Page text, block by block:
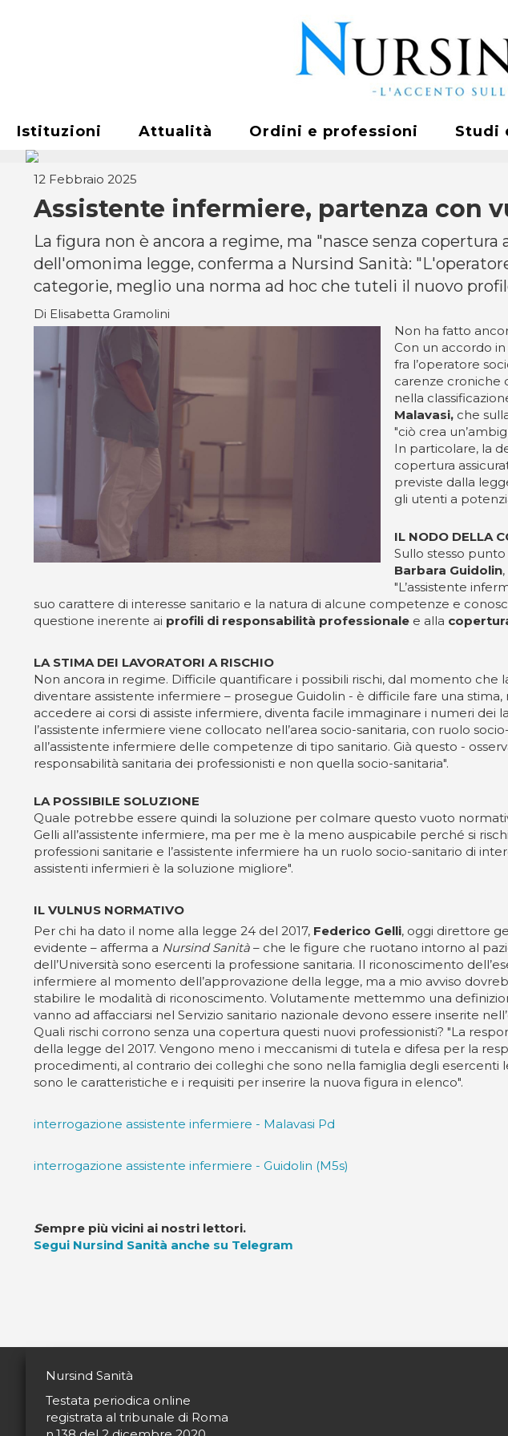
Istituzioni Attualità Ordini e professioni Studi
12 Febbraio 2025
Assistente infermiere, partenza con
La figura non è ancora a regime, ma "nasce senza
dell'omonima legge, conferma a Nursind Sanità:
categorie, meglio una norma ad hoc che tuteli il nuovo
Di Elisabetta Gramolini
Non ha fatto
Con un accordo
fra l’operatore
carenze croniche
nella
Malavasi, che
"ciò crea
In particolare, la
copertura
previste dalla
gli utenti a
IL NODO DELLA
Sullo stesso
Barbara Guidolin
"L’assistente
suo carattere di interesse sanitario e la natura di alcune competenze e
questione inerente ai profili di responsabilità professionale e alla
LA STIMA DEI LAVORATORI A RISCHIO
Non ancora in regime. Difficile quantificare i possibili rischi, dal momento
diventare assistente infermiere – prosegue Guidolin - è difficile fare una
accedere ai corsi di assiste infermiere, diventa facile immaginare i numeri dei
l’assistente infermiere viene collocato nell’area socio-sanitaria, con ruolo
all’assistente infermiere delle competenze di tipo sanitario. Già questo -
responsabilità sanitaria dei professionisti e non quella socio-sanitaria".
LA POSSIBILE SOLUZIONE
Quale potrebbe essere quindi la soluzione per colmare questo vuoto
Gelli all’assistente infermiere, ma per me è la meno auspicabile perché si
professioni sanitarie e l’assistente infermiere ha un ruolo socio-sanitario di
assistenti infermieri è la soluzione migliore".
IL VULNUS NORMATIVO
Per chi ha dato il nome alla legge 24 del 2017, Federico Gelli, oggi direttore
evidente – afferma a Nursind Sanità – che le figure che ruotano intorno al
dell’Università sono esercenti la professione sanitaria. Il riconoscimento
infermiere al momento dell’approvazione della legge, ma a mio avviso
stabilire le modalità di riconoscimento. Volutamente mettemmo una
vanno ad affacciarsi nel Servizio sanitario nazionale devono essere inserite
Quali rischi corrono senza una copertura questi nuovi professionisti? "La
della legge del 2017. Vengono meno i meccanismi di tutela e difesa per la
procedimenti, al contrario dei colleghi che sono nella famiglia degli esercenti
sono le caratteristiche e i requisiti per inserire la nuova figura in elenco".
interrogazione assistente infermiere - Malavasi Pd
interrogazione assistente infermiere - Guidolin (M5s)
Sempre più vicini ai nostri lettori.
Segui Nursind Sanità anche su Telegram
Nursind Sanità
Testata periodica online
registrata al tribunale di Roma